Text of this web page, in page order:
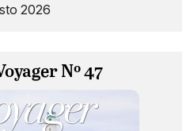
2026
Nº 47